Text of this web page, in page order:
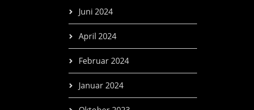
Juni 2024
April 2024
Februar 2024
Januar 2024